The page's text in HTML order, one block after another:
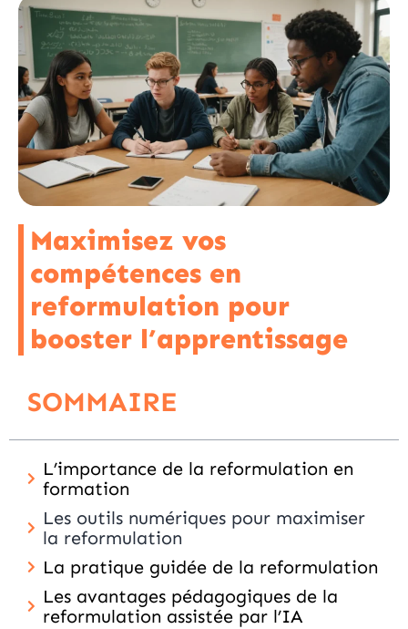
Maximisez vos
compétences en
reformulation pour
booster l’apprentissage
SOMMAIRE
L’importance de la reformulation en
formation
Les outils numériques pour maximiser
la reformulation
La pratique guidée de la reformulation
Les avantages pédagogiques de la
reformulation assistée par l’IA